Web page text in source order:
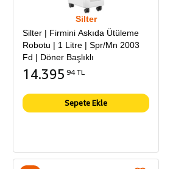
Silter
Silter | Firmini Askıda Ütüleme
Robotu | 1 Litre | Spr/Mn 2003
Fd | Döner Başlıklı
14.395 94 TL
Sepete Ekle